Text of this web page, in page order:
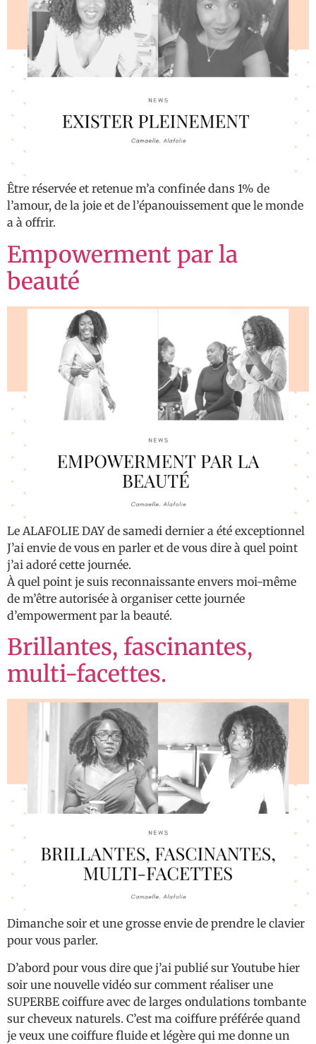
Être réservée et retenue m’a confinée dans 1% de
l’amour, de la joie et de l’épanouissement que le monde
a à offrir.
Empowerment par la
beauté
Le ALAFOLIE DAY de samedi dernier a été exceptionnel
J’ai envie de vous en parler et de vous dire à quel point
j’ai adoré cette journée.
À quel point je suis reconnaissante envers moi-même
de m’être autorisée à organiser cette journée
d’empowerment par la beauté.
Brillantes, fascinantes,
multi-facettes.
Dimanche soir et une grosse envie de prendre le clavier
pour vous parler.
D’abord pour vous dire que j’ai publié sur Youtube hier
soir une nouvelle vidéo sur comment réaliser une
SUPERBE coiffure avec de larges ondulations tombante
sur cheveux naturels. C’est ma coiffure préférée quand
je veux une coiffure fluide et légère qui me donne un